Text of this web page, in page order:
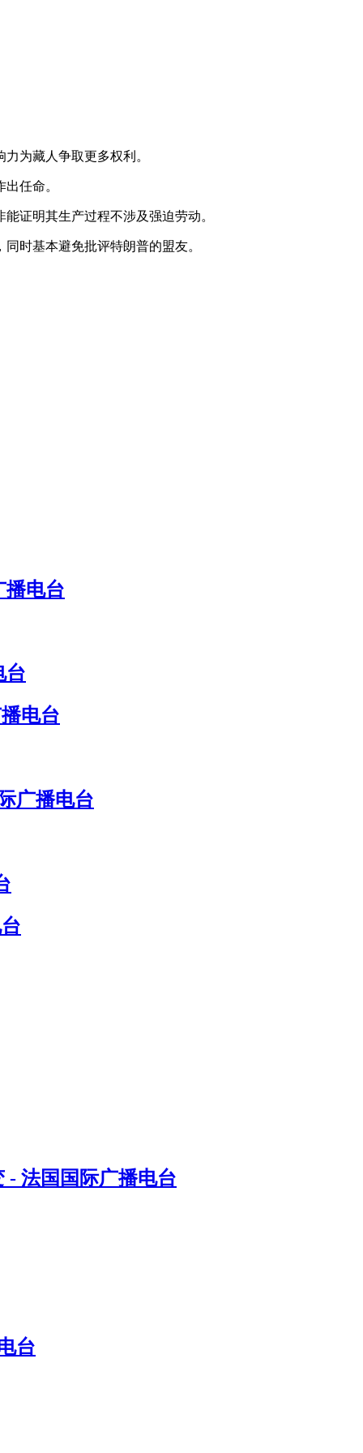
为藏人争取更多权利。
任命。
证明其生产过程不涉及强迫劳动。
时基本避免批评特朗普的盟友。
播电台
台
电台
广播电台
- 法国国际广播电台
台